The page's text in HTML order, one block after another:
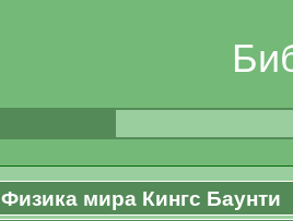
Физика мира Кингс Баунти